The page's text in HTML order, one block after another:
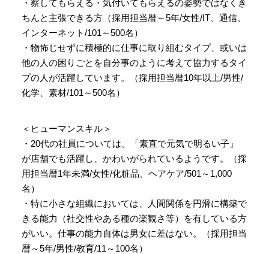
・察してもらえる・気付いてもらえるの姿勢ではなくき
ちんと主張できる方（採用担当暦～5年/女性/IT、通信、
インターネット/101～500名）
・物怖じせずに積極的に仕事に取り組むタイプ、或いは
他の人の困りごとを自分事のように考えて協力するタイ
プの人が活躍しています。（採用担当暦10年以上/男性/
化学、素材/101～500名）
＜ヒューマンスキル＞
・20代の社員については、「素直で元気で明るい子」
が店舗でも活躍し、かわいがられているようです。（採
用担当暦1年未満/女性/化粧品、ヘアケア/501～1,000
名）
・特に小さな組織においては、人間関係を円滑に構築で
きる能力（社交性やある種の楽観さ等）を有している方
がいい。仕事の能力自体は男女に差はない。（採用担当
暦～5年/男性/教育/11～100名）